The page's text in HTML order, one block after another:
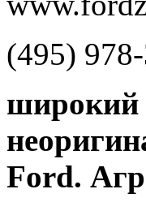
(495)
широкий
Ford.